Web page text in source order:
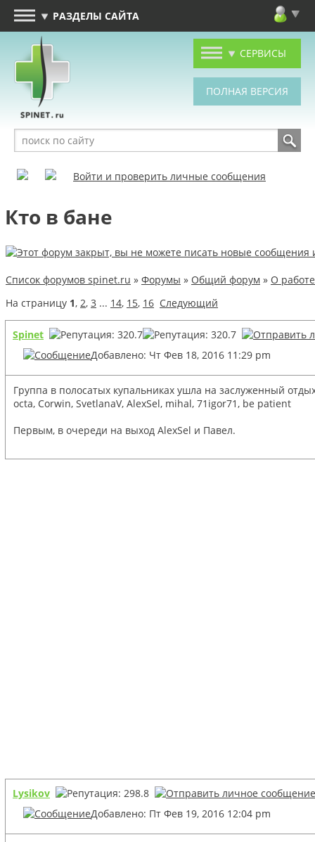
РАЗДЕЛЫ САЙТА
СЕРВИСЫ
Войти и проверить личные сообщения
Кто в бане
Список форумов spinet.ru » Форумы » Общий форум » О
На страницу 1, 2, 3 ... 14, 15, 16 Следующий
Spinet
Добавлено: Чт Фев 18, 2016 11:29 pm
Группа в полосатых купальниках ушла на заслуженный
octa, Corwin, SvetlanaV, AlexSel, mihal, 71igor71, be patient
Первым, в очереди на выход AlexSel и Павел.
Lysikov
Добавлено: Пт Фев 19, 2016 12:04 pm